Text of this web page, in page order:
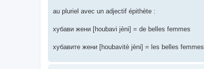
au pluriel avec un adjectif épithète :
хубави жени [houbavi jèni] = de belles femmes
хубавите жени [houbavitè jèni] = les belles femmes